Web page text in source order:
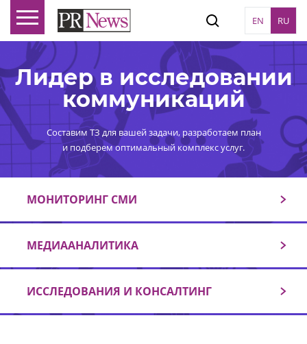
EN RU
Лидер в исследовании
коммуникаций
Составим ТЗ для вашей задачи, разработаем план
и подберем оптимальный комплекс услуг.
МОНИТОРИНГ СМИ
МЕДИААНАЛИТИКА
ИССЛЕДОВАНИЯ И КОНСАЛТИНГ